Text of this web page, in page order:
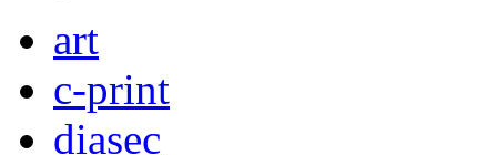
art
c-print
diasec